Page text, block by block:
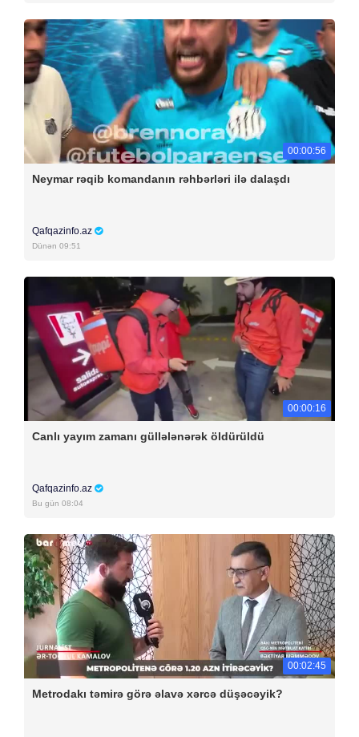
00:00:56
Neymar rəqib komandanın rəhbərləri ilə dalaşdı
Qafqazinfo.az
Dünən 09:51
00:00:16
Canlı yayım zamanı güllələnərək öldürüldü
Qafqazinfo.az
Bu gün 08:04
00:02:45
Metrodakı təmirə görə əlavə xərcə düşəcəyik?